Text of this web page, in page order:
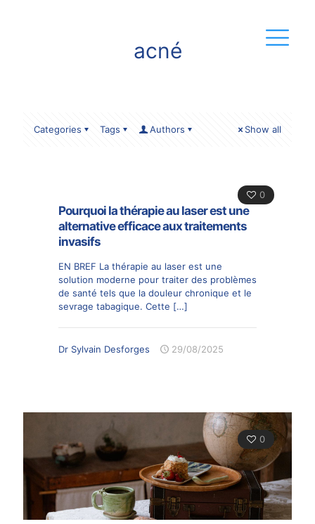
acné
Categories Tags Authors Show all
0
Pourquoi la thérapie au laser est une
alternative efficace aux traitements
invasifs
EN BREF La thérapie au laser est une
solution moderne pour traiter des problèmes
de santé tels que la douleur chronique et le
sevrage tabagique. Cette […]
Dr Sylvain Desforges 29/08/2025
0